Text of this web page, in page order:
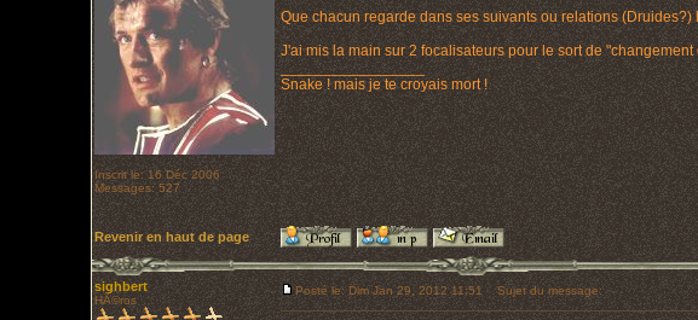
Inscrit le: 16 Déc 2006
Messages: 527
Que chacun regarde dans ses suivants ou relations
J'ai mis la main sur 2 focalisateurs pour le sort de
_________________
Snake ! mais je te croyais mort !
Revenir en haut de page
sighbert
HÃ©ros
Posté le: Dim Jan 29, 2012 11:51 Sujet du message: